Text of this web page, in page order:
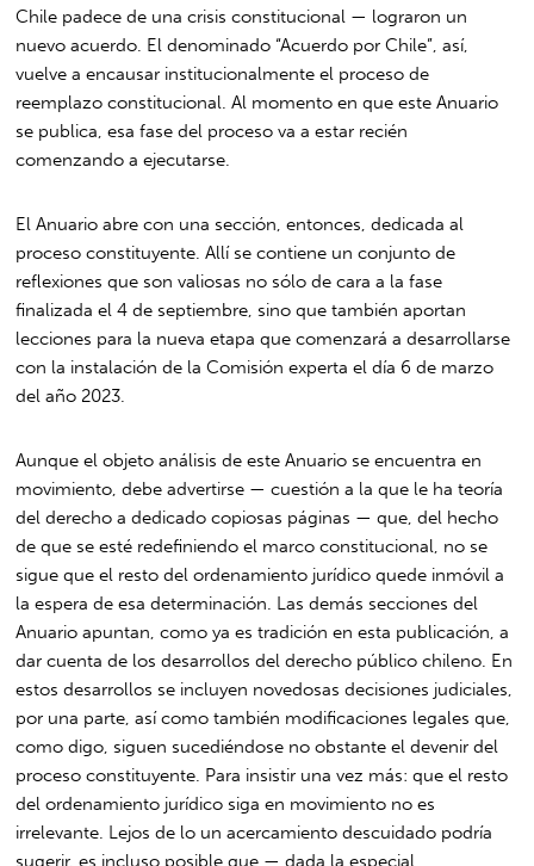
Chile padece de una crisis constitucional — lograron un
nuevo acuerdo. El denominado “Acuerdo por Chile”, así,
vuelve a encausar institucionalmente el proceso de
reemplazo constitucional. Al momento en que este Anuario
se publica, esa fase del proceso va a estar recién
comenzando a ejecutarse.
El Anuario abre con una sección, entonces, dedicada al
proceso constituyente. Allí se contiene un conjunto de
reflexiones que son valiosas no sólo de cara a la fase
finalizada el 4 de septiembre, sino que también aportan
lecciones para la nueva etapa que comenzará a desarrollarse
con la instalación de la Comisión experta el día 6 de marzo
del año 2023.
Aunque el objeto análisis de este Anuario se encuentra en
movimiento, debe advertirse — cuestión a la que le ha teoría
del derecho a dedicado copiosas páginas — que, del hecho
de que se esté redefiniendo el marco constitucional, no se
sigue que el resto del ordenamiento jurídico quede inmóvil a
la espera de esa determinación. Las demás secciones del
Anuario apuntan, como ya es tradición en esta publicación, a
dar cuenta de los desarrollos del derecho público chileno. En
estos desarrollos se incluyen novedosas decisiones judiciales,
por una parte, así como también modificaciones legales que,
como digo, siguen sucediéndose no obstante el devenir del
proceso constituyente. Para insistir una vez más: que el resto
del ordenamiento jurídico siga en movimiento no es
irrelevante. Lejos de lo un acercamiento descuidado podría
sugerir, es incluso posible que — dada la especial